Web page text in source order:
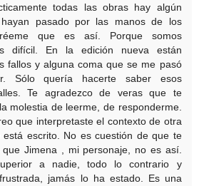
todas las obras hay algún
pasado por las manos de los
que es así. Porque somos
difícil. En la edición nueva están
fallos y alguna coma que se me pasó
Sólo quería hacerte saber esos
Te agradezco de veras que te
molestia de leerme, de responderme.
que interpretaste el contexto de otra
escrito. No es cuestión de que te
Jimena , mi personaje, no es así.
a nadie, todo lo contrario y
jamás lo ha estado. Es una